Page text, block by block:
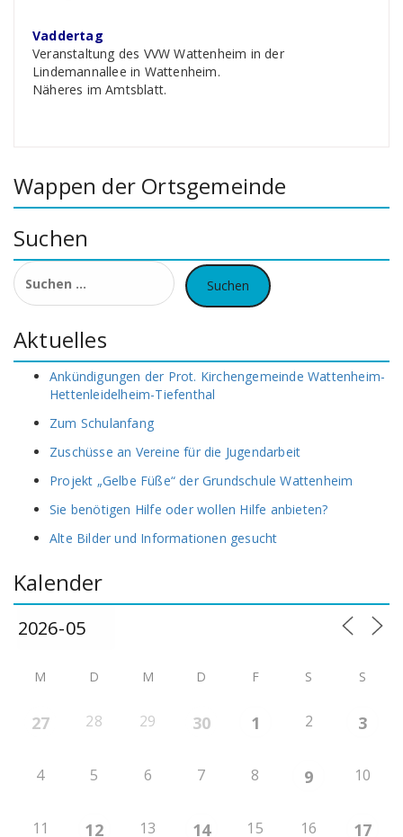
Vaddertag
Veranstaltung des VVW Wattenheim in der
Lindemannallee in Wattenheim.
Näheres im Amtsblatt.
Wappen der Ortsgemeinde
Suchen
Suchen
nach:
Aktuelles
Ankündigungen der Prot. Kirchengemeinde Wattenheim-
Hettenleidelheim-Tiefenthal
Zum Schulanfang
Zuschüsse an Vereine für die Jugendarbeit
Projekt „Gelbe Füße“ der Grundschule Wattenheim
Sie benötigen Hilfe oder wollen Hilfe anbieten?
Alte Bilder und Informationen gesucht
Kalender
M D M D F S S
27 28 29 30 1 2 3
4 5 6 7 8 9 10
11 12 13 14 15 16 17